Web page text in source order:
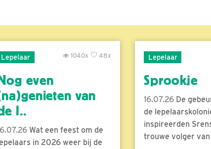
Lepelaar 48x
1040x
even
van
l..
Wat een feest om de
in 2026 weer bij de
Lepelaar
Sprookje
16.07.26 De
de
inspireerden
trouwe volger van